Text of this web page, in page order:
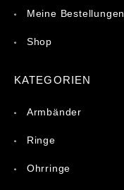
Meine Bestellungen
Shop
KATEGORIEN
Armbänder
Ringe
Ohrringe